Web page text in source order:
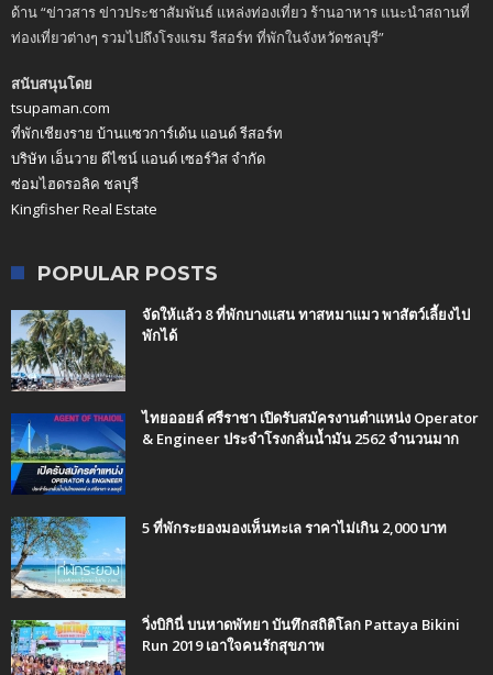
ด้าน “ข่าวสาร ข่าวประชาสัมพันธ์ แหล่งท่องเที่ยว ร้านอาหาร แนะนำสถานที่
ท่องเที่ยวต่างๆ รวมไปถึงโรงแรม รีสอร์ท ที่พักในจังหวัดชลบุรี”
สนับสนุนโดย
tsupaman.com
ที่พักเชียงราย บ้านแซวการ์เด้น แอนด์ รีสอร์ท
บริษัท เอ็นวาย ดีไซน์ แอนด์ เซอร์วิส จำกัด
ซ่อมไฮดรอลิค ชลบุรี
Kingfisher Real Estate
POPULAR POSTS
จัดให้แล้ว 8 ที่พักบางแสน ทาสหมาแมว พาสัตว์เลี้ยงไป
พักได้
ไทยออยล์ ศรีราชา เปิดรับสมัครงานตำแหน่ง Operator
& Engineer ประจำโรงกลั่นน้ำมัน 2562 จำนวนมาก
5 ที่พักระยองมองเห็นทะเล ราคาไม่เกิน 2,000 บาท
วิ่งบิกินี่ บนหาดพัทยา บันทึกสถิติโลก Pattaya Bikini
Run 2019 เอาใจคนรักสุขภาพ